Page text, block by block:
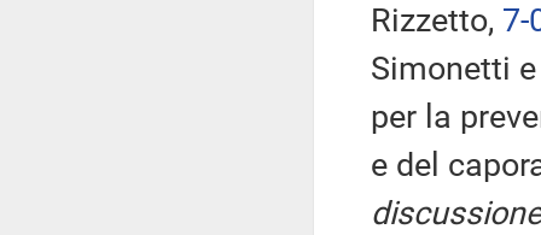
Rizzetto, 7-
Simonetti
per la
e del